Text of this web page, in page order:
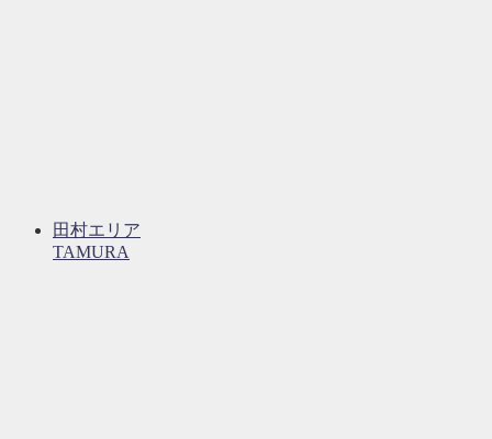
田村エリア
TAMURA